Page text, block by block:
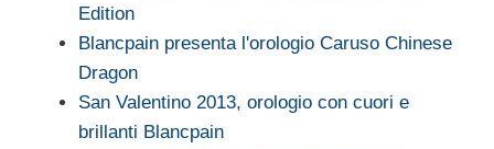
Edition
Blancpain presenta l'orologio Caruso Chinese
Dragon
San Valentino 2013, orologio con cuori e
brillanti Blancpain